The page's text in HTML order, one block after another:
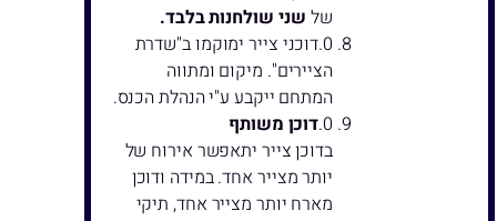
של שני שולחנות בלבד.
דוכני צייר ימוקמו ב"שדרת
הציירים". מיקום ומתווה
המתחם ייקבע ע"י הנהלת הכנס.
דוכן משותף
בדוכן צייר יתאפשר אירוח של
יותר מצייר אחד. במידה ודוכן
מארח יותר מצייר אחד, תיקי